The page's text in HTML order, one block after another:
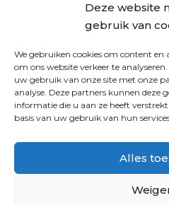
Deze website
gebruik van
We gebruiken cookies om content en
om ons website verkeer te
uw gebruik van onze site met onze
analyse. Deze partners kunnen deze
informatie die u aan ze heeft
basis van uw gebruik van hun
Alles
VOLG